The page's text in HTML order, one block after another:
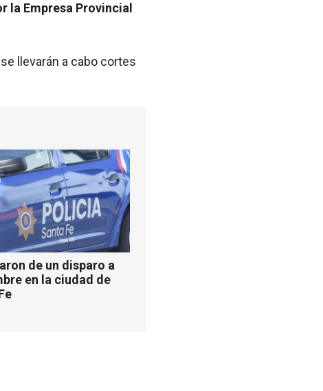
la Empresa Provincial
llevarán a cabo cortes
de un disparo a
en la ciudad de